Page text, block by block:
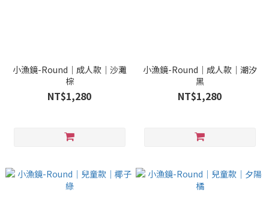
小漁鏡-Round｜成人款｜沙灘
棕
NT$1,280
小漁鏡-Round｜成人款｜潮汐
黑
NT$1,280